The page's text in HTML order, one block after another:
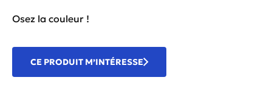
Osez la couleur !
CE PRODUIT M’INTÉRESSE